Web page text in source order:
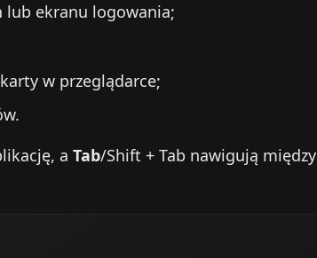
lub ekranu logowania;
w przeglądarce;
a Tab/Shift + Tab nawigują między